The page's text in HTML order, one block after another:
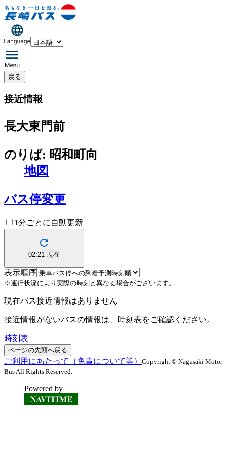
戻る
接近情報
長大東門前
のりば: 昭和町向
地図
バス停変更
1分ごとに自動更新
02:21 現在
表示順序
※運行状況により実際の時刻と異なる場合がございます。
現在バス接近情報はありません
接近情報がないバスの情報は、時刻表をご確認ください。
時刻表
ページの先頭へ戻る
ご利用にあたって（免責について等） Copyright © Nagasaki Motor
Bus All Rights Reserved.
Powered by